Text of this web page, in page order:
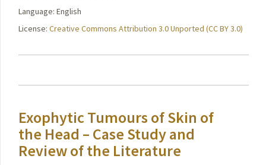
Language: English
License: Creative Commons Attribution 3.0 Unported (CC BY 3.0)
Exophytic Tumours of Skin of
the Head – Case Study and
Review of the Literature